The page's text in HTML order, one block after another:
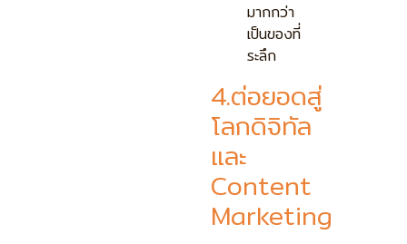
มากกว่า
เป็นของที่
ระลึก
4.ต่อยอดสู่
โลกดิจิทัล
และ
Content
Marketing